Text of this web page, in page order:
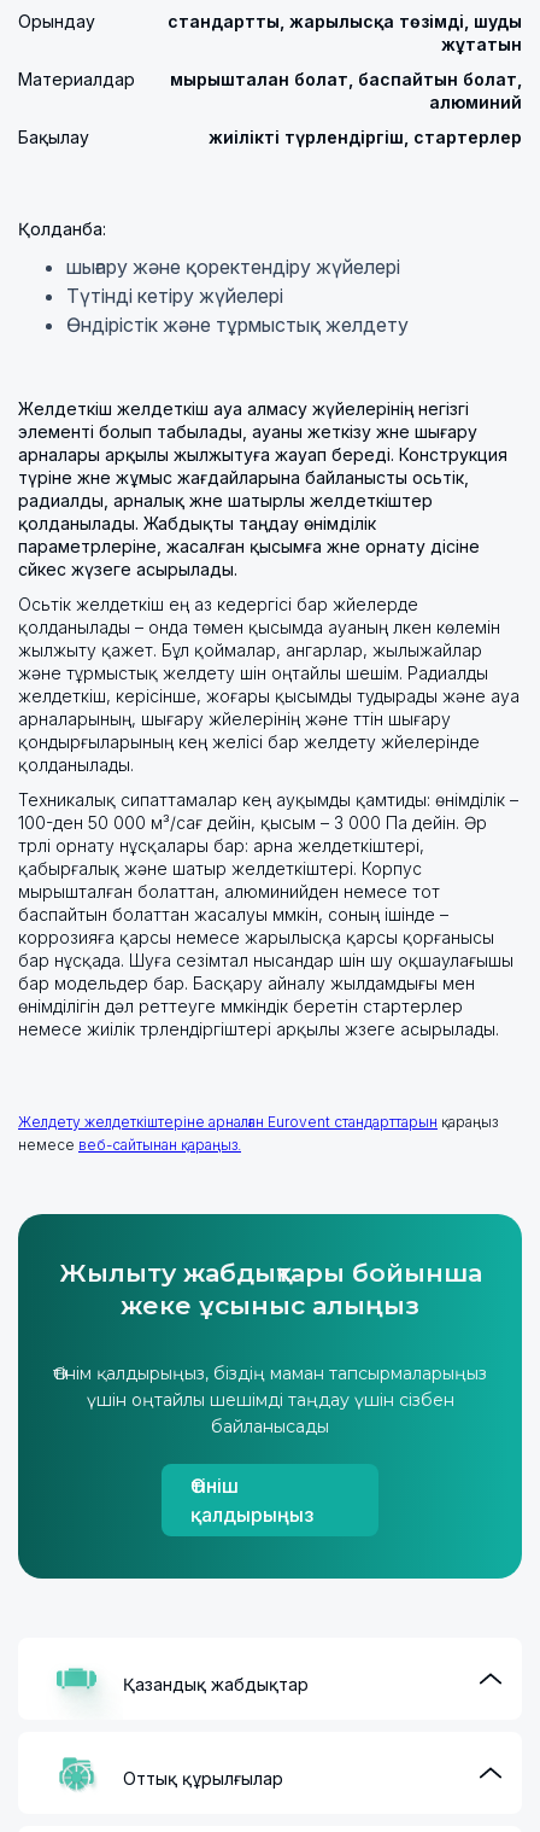
Қазандық жабдықтар
Оттық құрылғылар
Орындау
стандартты, жарылысқа төзімді, шуды
жұтатын
Материалдар
мырышталған болат, баспайтын болат,
алюминий
Бақылау
жиілікті түрлендіргіш, стартерлер
Қолданба:
шығару және қоректендіру жүйелері
Түтінді кетіру жүйелері
Өндірістік және тұрмыстық желдету
Желдеткіш желдеткіш ауа алмасу жүйелерінің негізгі
элементі болып табылады, ауаны жеткізу және шығару
арналары арқылы жылжытуға жауап береді. Конструкция
түріне және жұмыс жағдайларына байланысты осьтік,
радиалды, арналық және шатырлы желдеткіштер
қолданылады. Жабдықты таңдау өнімділік
параметрлеріне, жасалған қысымға және орнату әдісіне
сәйкес жүзеге асырылады.
Осьтік желдеткіш ең аз кедергісі бар жүйелерде
қолданылады – онда төмен қысымда ауаның үлкен көлемін
жылжыту қажет. Бұл қоймалар, ангарлар, жылыжайлар
және тұрмыстық желдету үшін оңтайлы шешім. Радиалды
желдеткіш, керісінше, жоғары қысымды тудырады және ауа
арналарының, шығару жүйелерінің және түтін шығару
қондырғыларының кең желісі бар желдету жүйелерінде
қолданылады.
Техникалық сипаттамалар кең ауқымды қамтиды: өнімділік –
100-ден 50 000 м³/сағ дейін, қысым – 3 000 Па дейін. Әр
түрлі орнату нұсқалары бар: арна желдеткіштері,
қабырғалық және шатыр желдеткіштері. Корпус
мырышталған болаттан, алюминийден немесе тот
баспайтын болаттан жасалуы мүмкін, соның ішінде –
коррозияға қарсы немесе жарылысқа қарсы қорғанысы
бар нұсқада. Шуға сезімтал нысандар үшін шу оқшаулағышы
бар модельдер бар. Басқару айналу жылдамдығы мен
өнімділігін дәл реттеуге мүмкіндік беретін стартерлер
немесе жиілік түрлендіргіштері арқылы жүзеге асырылады.
Желдету желдеткіштеріне арналған Eurovent стандарттарын қараңыз
немесе веб-сайтынан қараңыз.
Жылыту жабдықтары бойынша
жеке ұсыныс алыңыз
Өтінім қалдырыңыз, біздің маман тапсырмаларыңыз
үшін оңтайлы шешімді таңдау үшін сізбен
байланысады
Өтініш
қалдырыңыз